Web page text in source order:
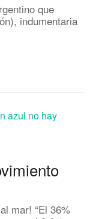
que
indumentaria
mar! “El 36%